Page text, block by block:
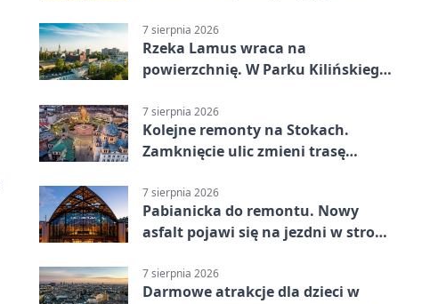
7 sierpnia 2026
Rzeka Lamus wraca na
powierzchnię. W Parku Kilińskiego
7 sierpnia 2026
Kolejne remonty na Stokach.
Zamknięcie ulic zmieni trasę
7 sierpnia 2026
Pabianicka do remontu. Nowy
asfalt pojawi się na jezdni w stronę
7 sierpnia 2026
Darmowe atrakcje dla dzieci w